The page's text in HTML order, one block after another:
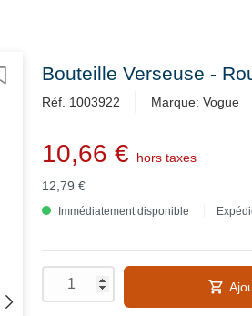
Bouteille Verseuse -
Réf. 1003922 Marque: Vogue
10,66 €
hors taxes
12,79 €
Immédiatement disponible